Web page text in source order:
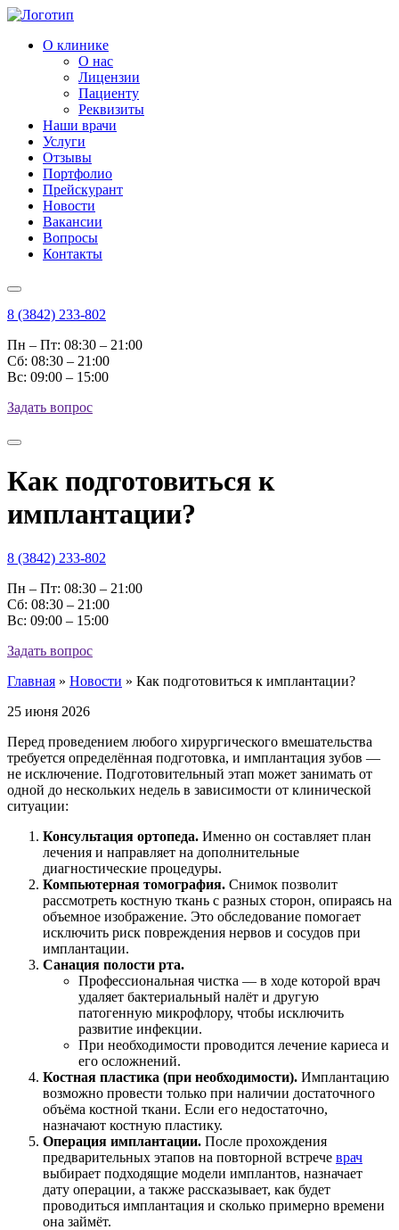
О клинике
О нас
Лицензии
Пациенту
Реквизиты
Наши врачи
Услуги
Отзывы
Портфолио
Прейскурант
Новости
Вакансии
Вопросы
Контакты
8 (3842) 233-802
Пн – Пт: 08:30 – 21:00
Cб: 08:30 – 21:00
Вс: 09:00 – 15:00
Задать вопрос
Как подготовиться к
имплантации?
8 (3842) 233-802
Пн – Пт: 08:30 – 21:00
Cб: 08:30 – 21:00
Вс: 09:00 – 15:00
Задать вопрос
Главная » Новости » Как подготовиться к имплантации?
25 июня 2026
Перед проведением любого хирургического вмешательства
требуется определённая подготовка, и имплантация зубов —
не исключение. Подготовительный этап может занимать от
одной до нескольких недель в зависимости от клинической
ситуации:
Консультация ортопеда. Именно он составляет план
лечения и направляет на дополнительные
диагностические процедуры.
Компьютерная томография. Снимок позволит
рассмотреть костную ткань с разных сторон, опираясь на
объемное изображение. Это обследование помогает
исключить риск повреждения нервов и сосудов при
имплантации.
Санация полости рта.
Профессиональная чистка — в ходе которой врач
удаляет бактериальный налёт и другую
патогенную микрофлору, чтобы исключить
развитие инфекции.
При необходимости проводится лечение кариеса и
его осложнений.
Костная пластика (при необходимости). Имплантацию
возможно провести только при наличии достаточного
объёма костной ткани. Если его недостаточно,
назначают костную пластику.
Операция имплантации. После прохождения
предварительных этапов на повторной встрече врач
выбирает подходящие модели имплантов, назначает
дату операции, а также рассказывает, как будет
проводиться имплантация и сколько примерно времени
она займёт.